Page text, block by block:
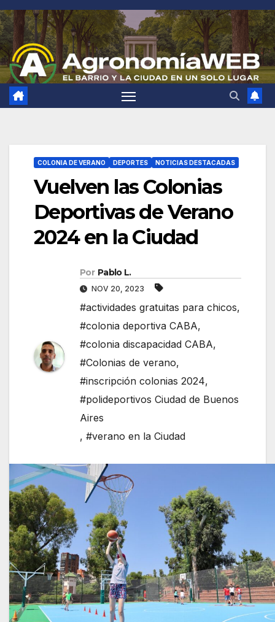
Saltar
al
contenido
COLONIA DE VERANO DEPORTES NOTICIAS DESTACADAS
Vuelven las Colonias
Deportivas de Verano
2024 en la Ciudad
Por Pablo L.
NOV 20, 2023
#actividades gratuitas para chicos,
#colonia deportiva CABA,
#colonia discapacidad CABA,
#Colonias de verano,
#inscripción colonias 2024,
#polideportivos Ciudad de Buenos
Aires
, #verano en la Ciudad